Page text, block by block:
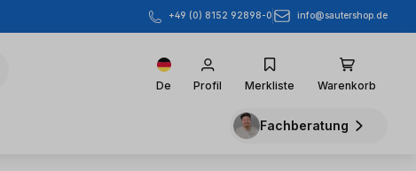
+49 (0) 8152 92898-0 info@sautershop.de
De Profil Merkliste Warenkorb
Fachberatung